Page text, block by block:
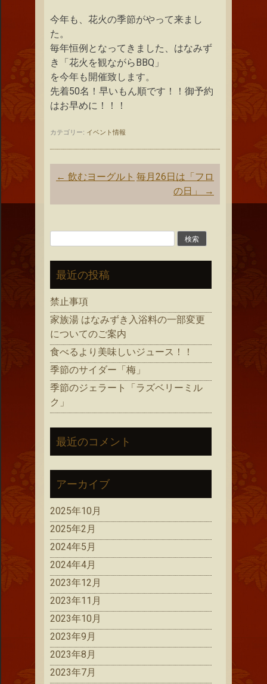
今年も、花火の季節がやって来まし
た。
毎年恒例となってきました、はなみず
き「花火を観ながらBBQ」
を今年も開催致します。
先着50名！早いもん順です！！御予約
はお早めに！！！
カテゴリー: イベント情報
投
ナ
ゲ
ー
シ
ョ
ン
← 飲むヨーグルト 毎月26日は「フロ
の日」
→
最近の投稿
禁止事項
家族湯 はなみずき入浴料の一部変更
についてのご案内
食べるより美味しいジュース！！
季節のサイダー「梅」
季節のジェラート「ラズベリーミル
ク」
最近のコメント
アーカイブ
2025年10月
2025年2月
2024年5月
2024年4月
2023年12月
2023年11月
2023年10月
2023年9月
2023年8月
2023年7月